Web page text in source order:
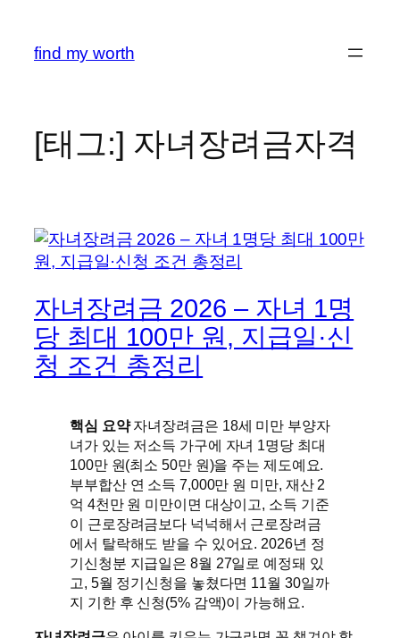
find my worth
[태그:] 자녀장려금자격
자녀장려금 2026 – 자녀 1명
당 최대 100만 원, 지급일·신
청 조건 총정리
핵심 요약자녀장려금은 18세 미만 부양자
녀가 있는 저소득 가구에 자녀 1명당 최대
100만 원(최소 50만 원)을 주는 제도예요.
부부합산 연 소득 7,000만 원 미만, 재산 2
억 4천만 원 미만이면 대상이고, 소득 기준
이 근로장려금보다 넉넉해서 근로장려금
에서 탈락해도 받을 수 있어요. 2026년 정
기신청분 지급일은 8월 27일로 예정돼 있
고, 5월 정기신청을 놓쳤다면 11월 30일까
지 기한 후 신청(5% 감액)이 가능해요.